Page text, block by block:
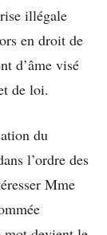
illégale
en droit de
d’âme visé
de loi.
du
l’ordre des
Mme